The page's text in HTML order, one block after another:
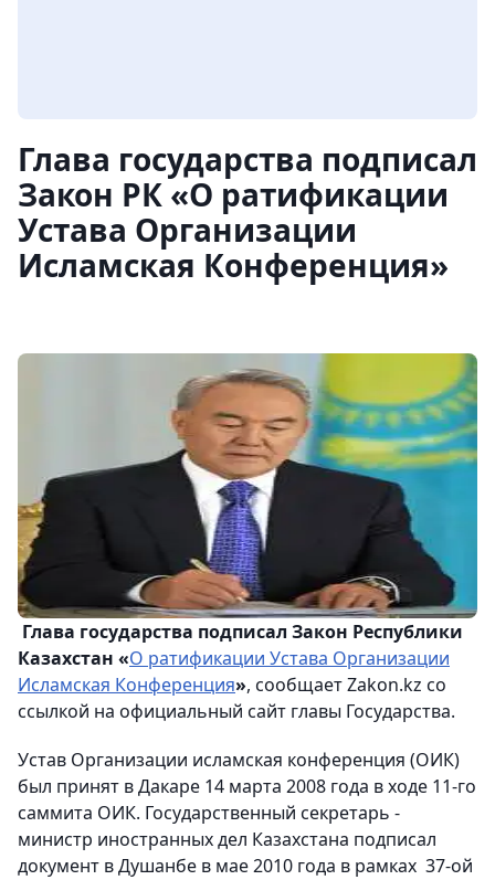
Глава государства подписал
Закон РК «О ратификации
Устава Организации
Исламская Конференция»
Глава государства подписал Закон Республики
Казахстан «О ратификации Устава Организации
Исламская Конференция», сообщает Zakon.kz со
ссылкой на официальный сайт главы Государства.
Устав Организации исламская конференция (ОИК)
был принят в Дакаре 14 марта 2008 года в ходе 11-го
саммита ОИК. Государственный секретарь -
министр иностранных дел Казахстана подписал
документ в Душанбе в мае 2010 года в рамках 37-ой